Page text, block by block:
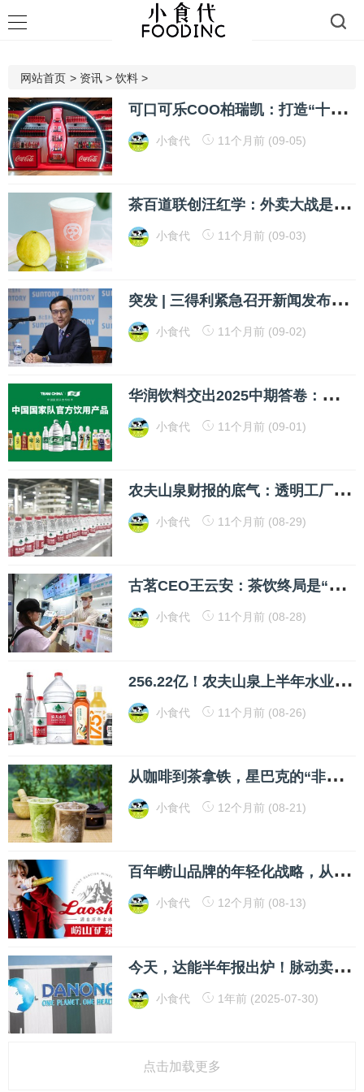
网站首页 > 资讯 > 饮料 >
可
口可乐COO柏瑞凯：打造“十亿美元级”品牌至少得7到10年，85%市面上的新品5年内都会下架，公司转型时刻往往源于危机
小食代 11个月前 (09-05)
茶
百道联创汪红学：外卖大战是阶段性机会，将要布局果汁果酱基地，推动欧美多国首店落地
小食代 11个月前 (09-03)
突
发 | 三得利紧急召开新闻发布会，董事长在突遭调查后辞职
小食代 11个月前 (09-02)
华
润饮料交出2025中期答卷：以短期阵痛，换长远红利
小食代 11个月前 (09-01)
农
夫山泉财报的底气：透明工厂背后的绿水青山“护城河”
小食代 11个月前 (08-29)
古
茗CEO王云安：茶饮终局是“得复购者得天下”，外卖大战下策略是要保堂食，早餐项目将很快落地，总店数要冲2万家
小食代 11个月前 (08-28)
2
56.22亿！农夫山泉上半年水业务回暖，茶饮料首次半年营收过百亿
小食代 11个月前 (08-26)
从
咖啡到茶拿铁，星巴克的“非咖”野心藏不住了
小食代 12个月前 (08-21)
百
年崂山品牌的年轻化战略，从“听劝”开始落地
小食代 12个月前 (08-13)
今
天，达能半年报出炉！脉动卖了36亿，爱他美期待育儿补贴显效，高层说“很多公司打电话”来谈收购
小食代 1年前 (2025-07-30)
点击加载更多